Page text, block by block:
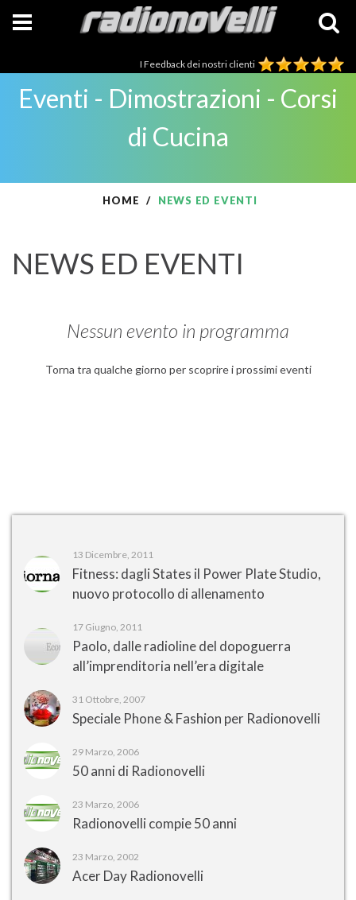
I Feedback dei nostri clienti
Eventi - Dimostrazioni - Corsi
di Cucina
HOME NEWS ED EVENTI
NEWS ED EVENTI
Nessun evento in programma
Torna tra qualche giorno per scoprire i prossimi eventi
13 Dicembre, 2011
Fitness: dagli States il Power Plate Studio,
nuovo protocollo di allenamento
17 Giugno, 2011
Paolo, dalle radioline del dopoguerra
all’imprenditoria nell’era digitale
31 Ottobre, 2007
Speciale Phone & Fashion per Radionovelli
29 Marzo, 2006
50 anni di Radionovelli
23 Marzo, 2006
Radionovelli compie 50 anni
23 Marzo, 2002
Acer Day Radionovelli